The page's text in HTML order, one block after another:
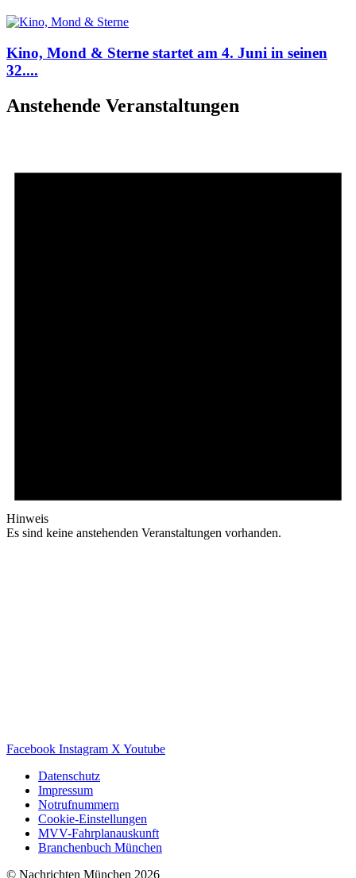
Kino, Mond & Sterne startet am 4. Juni in seinen
32....
Anstehende Veranstaltungen
Hinweis
Es sind keine anstehenden Veranstaltungen vorhanden.
Facebook Instagram X Youtube
Datenschutz
Impressum
Notrufnummern
Cookie-Einstellungen
MVV-Fahrplanauskunft
Branchenbuch München
© Nachrichten München 2026